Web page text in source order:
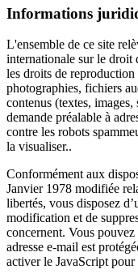
Informations
L'ensemble de ce site
internationale sur le droit
les droits de
photographies, fichiers
contenus (textes,
demande préalable à
contre les robots
la visualiser..
Conformément aux
Janvier 1978 modifiée
libertés, vous disposez
modification et de
concernent. Vous
adresse e-mail est
activer le JavaScript pour